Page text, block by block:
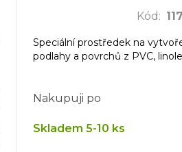
Kód :
Speciální prostředek na
podlahy a povrchů z PVC,
Nakupuji po
Skladem 5-10 ks